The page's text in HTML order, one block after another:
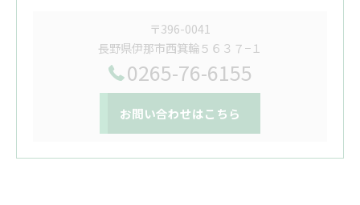
〒396-0041
長野県伊那市西箕輪５６３７−１
0265-76-6155
お問い合わせはこちら